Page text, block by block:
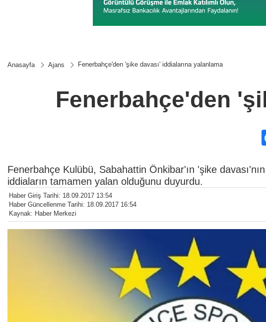
Anasayfa Ajans Fenerbahçe'den 'şike davası' iddialarına yalanlama
Fenerbahçe'den
Fenerbahçe Kulübü, Sabahattin Önkibar'ın 'şike
iddiaların tamamen yalan olduğunu duyurdu.
Haber Giriş Tarihi: 18.09.2017 13:54
Haber Güncellenme Tarihi: 18.09.2017 16:54
Kaynak: Haber Merkezi